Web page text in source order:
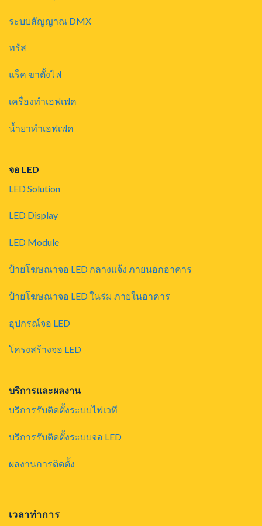
ระบบสัญญาณ DMX
ทรัส
แร็ค ขาตั้งไฟ
เครื่องทำเอฟเฟค
น้ำยาทำเอฟเฟค
จอ LED
LED Solution
LED Display
LED Module
ป้ายโฆษณาจอ LED กลางแจ้ง ภายนอกอาคาร
ป้ายโฆษณาจอ LED ในร่ม ภายในอาคาร
อุปกรณ์จอ LED
โครงสร้างจอ LED
บริการและผลงาน
บริการรับติดตั้งระบบไฟเวที
บริการรับติดตั้งระบบจอ LED
ผลงานการติดตั้ง
เวลาทำการ